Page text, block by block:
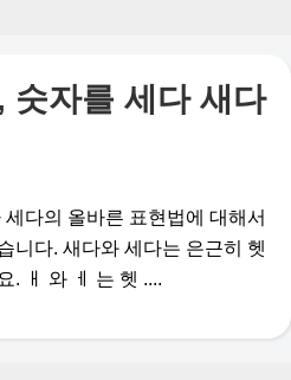
숫자를 세다 새다
세다의 올바른 표현법에 대해서
니다. 새다와 세다는 은근히 헷
. ㅐ 와 ㅔ 는 헷 ....